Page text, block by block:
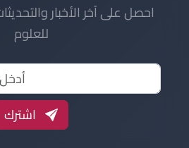
احصل على آخر الأخبار
للعلوم